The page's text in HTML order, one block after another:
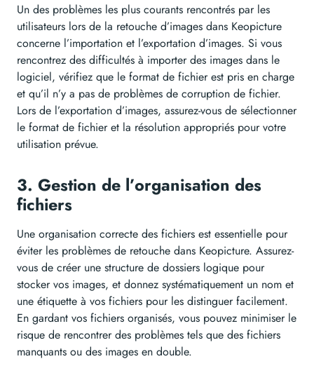
Un des problèmes les plus courants rencontrés par les
utilisateurs lors de la retouche d’images dans Keopicture
concerne l’importation et l’exportation d’images. Si vous
rencontrez des difficultés à importer des images dans le
logiciel, vérifiez que le format de fichier est pris en charge
et qu’il n’y a pas de problèmes de corruption de fichier.
Lors de l’exportation d’images, assurez-vous de sélectionner
le format de fichier et la résolution appropriés pour votre
utilisation prévue.
3. Gestion de l’organisation des
fichiers
Une organisation correcte des fichiers est essentielle pour
éviter les problèmes de retouche dans Keopicture. Assurez-
vous de créer une structure de dossiers logique pour
stocker vos images, et donnez systématiquement un nom et
une étiquette à vos fichiers pour les distinguer facilement.
En gardant vos fichiers organisés, vous pouvez minimiser le
risque de rencontrer des problèmes tels que des fichiers
manquants ou des images en double.